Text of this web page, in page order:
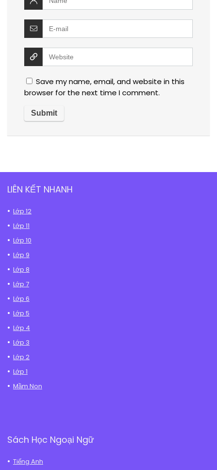
Save my name, email, and website in this
browser for the next time I comment.
LIÊN KẾT NHANH
Lớp 12
Lớp 11
Lớp 10
Lớp 9
Lớp 8
Lớp 7
Lớp 6
Lớp 5
Lớp 4
Lớp 3
Lớp 2
Lớp 1
Mầm Non
Sách Học Ngoại Ngữ
Tiếng Anh